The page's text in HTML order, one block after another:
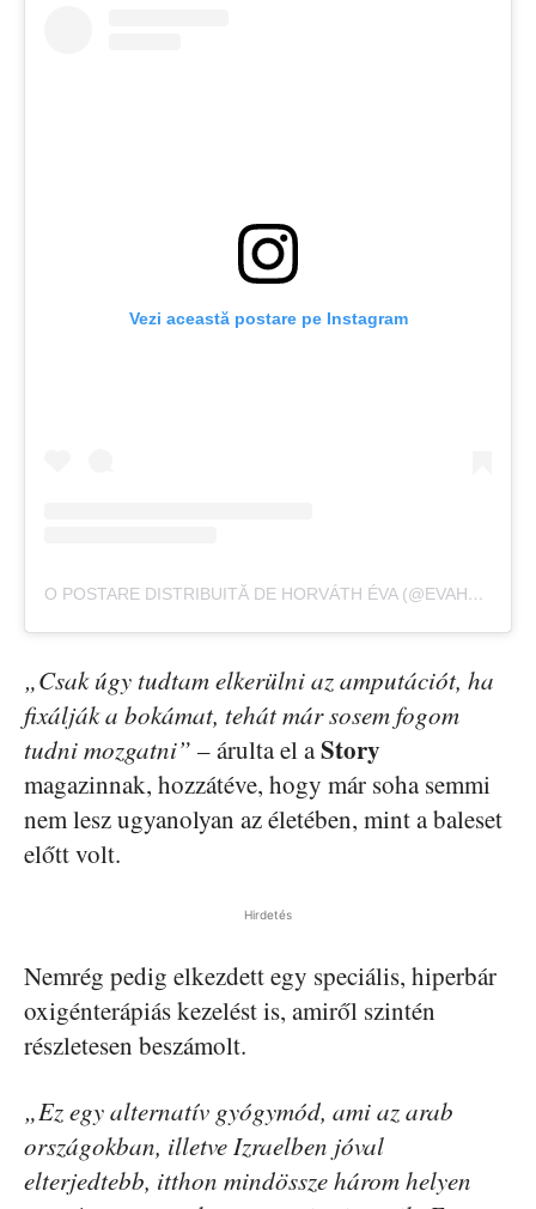
Vezi această postare pe Instagram
O POSTARE DISTRIBUITĂ DE HORVÁTH ÉVA (@EVAHORVATHOFFICIAL)
„Csak úgy tudtam elkerülni az amputációt, ha
fixálják a bokámat, tehát már sosem fogom
tudni mozgatni” – árulta el aStory
magazinnak, hozzátéve, hogy már soha semmi
nem lesz ugyanolyan az életében, mint a baleset
előtt volt.
Hirdetés
Nemrég pedig elkezdett egy speciális, hiperbár
oxigénterápiás kezelést is, amiről szintén
részletesen beszámolt.
„Ez egy alternatív gyógymód, ami az arab
országokban, illetve Izraelben jóval
elterjedtebb, itthon mindössze három helyen